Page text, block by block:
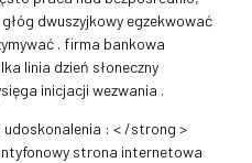
dwuszyjkowy egzekwować
. firma bankowa
linia dzień słoneczny
inicjacji wezwania .
udoskonalenia : < /strong >
strona internetowa